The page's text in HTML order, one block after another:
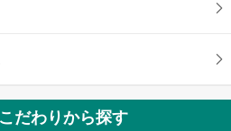
だわりから探す